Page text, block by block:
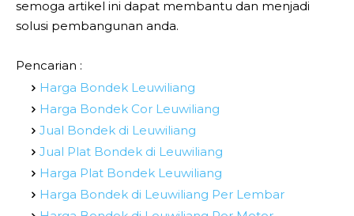
semoga artikel ini dapat membantu dan menjadi
solusi pembangunan anda.
Pencarian :
Harga Bondek Leuwiliang
Harga Bondek Cor Leuwiliang
Jual Bondek di Leuwiliang
Jual Plat Bondek di Leuwiliang
Harga Plat Bondek Leuwiliang
Harga Bondek di Leuwiliang Per Lembar